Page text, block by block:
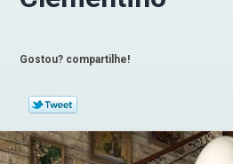
Gostou? compartilhe!